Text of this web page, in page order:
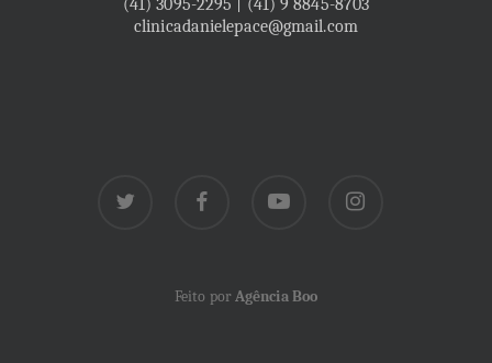
(41) 3095-2295 | (41) 9 8845-8703
clinicadanielepace@gmail.com
Feito porAgência Boo